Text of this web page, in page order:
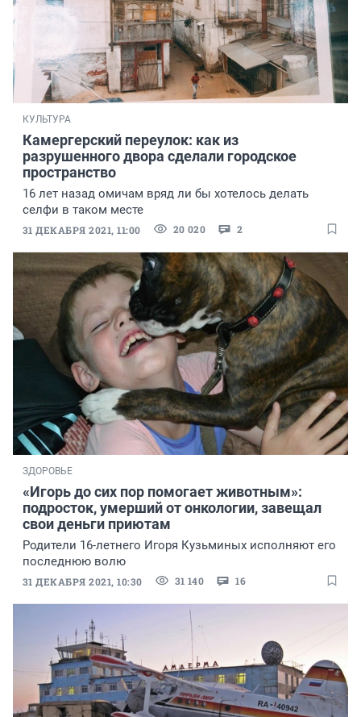
КУЛЬТУРА
Камергерский переулок: как из
разрушенного двора сделали городское
пространство
16 лет назад омичам вряд ли бы хотелось делать
селфи в таком месте
31 ДЕКАБРЯ 2021, 11:00 20 020 2
ЗДОРОВЬЕ
«Игорь до сих пор помогает животным»:
подросток, умерший от онкологии, завещал
свои деньги приютам
Родители 16-летнего Игоря Кузьминых исполняют его
последнюю волю
31 ДЕКАБРЯ 2021, 10:30 31 140 16